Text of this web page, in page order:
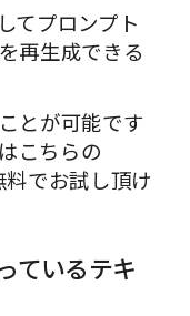
てプロンプト
再生成できる
とが可能です
こちらの
でお試し頂け
ているテキ